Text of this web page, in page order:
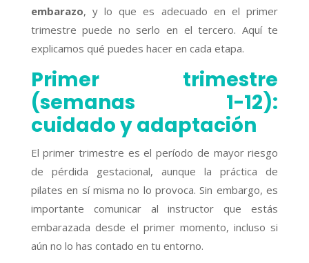
embarazo, y lo que es adecuado en el primer
trimestre puede no serlo en el tercero. Aquí te
explicamos qué puedes hacer en cada etapa.
Primer trimestre
(semanas 1-12):
cuidado y adaptación
El primer trimestre es el período de mayor riesgo
de pérdida gestacional, aunque la práctica de
pilates en sí misma no lo provoca. Sin embargo, es
importante comunicar al instructor que estás
embarazada desde el primer momento, incluso si
aún no lo has contado en tu entorno.